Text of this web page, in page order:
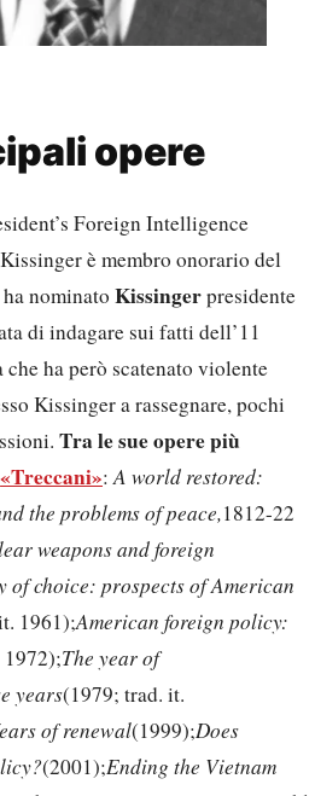
opere
Foreign Intelligence
è membro onorario del
nominato Kissingerpresidente
di indagare sui fatti dell’11
che ha però scatenato violente
Kissinger a rassegnare, pochi
Tra le sue opere più
«Treccani»:A world restored:
the problems of peace,1812-22
weapons and foreign
of choice: prospects of American
1961);American foreign policy:
The year of
years(1979; trad. it.
of renewal(1999);Does
(2001);Ending the Vietnam